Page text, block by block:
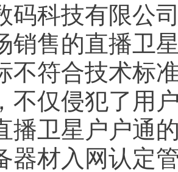
码科技有限公
销售的直播卫
不符合技术标
不仅侵犯了用
播卫星户户通
器材入网认定